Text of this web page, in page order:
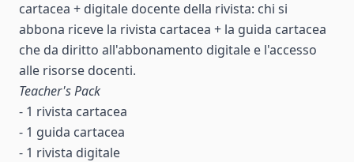
cartacea + digitale docente della rivista: chi si
abbona riceve la rivista cartacea + la guida cartacea
che da diritto all'abbonamento digitale e l'accesso
alle risorse docenti.
Teacher's Pack
- 1 rivista cartacea
- 1 guida cartacea
- 1 rivista digitale